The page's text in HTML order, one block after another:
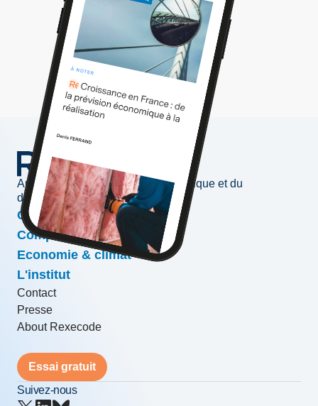
Au service de l'information économique et du
développement des entreprises
Conjoncture & prévisions
Compétitivité & croissance
Economie & climat
L'institut
Contact
Presse
About Rexecode
Essai gratuit
Suivez-nous